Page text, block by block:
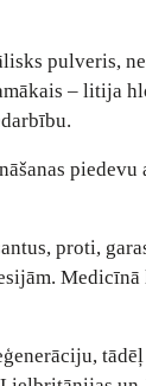
pulveris,
– litija
proti,